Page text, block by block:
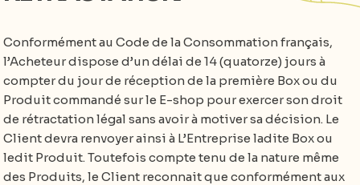
Conformément au Code de la Consommation français,
l’Acheteur dispose d’un délai de 14 (quatorze) jours à
compter du jour de réception de la première Box ou du
Produit commandé sur le E-shop pour exercer son droit
de rétractation légal sans avoir à motiver sa décision. Le
Client devra renvoyer ainsi à L’Entreprise ladite Box ou
ledit Produit. Toutefois compte tenu de la nature même
des Produits, le Client reconnait que conformément aux